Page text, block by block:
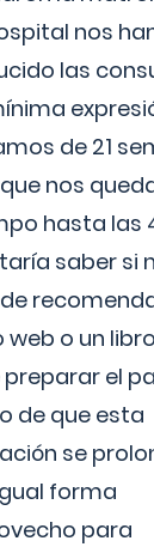
nos
las
de 21
nos
hasta las
saber si
web o un
preparar el
de que esta
se
forma
para